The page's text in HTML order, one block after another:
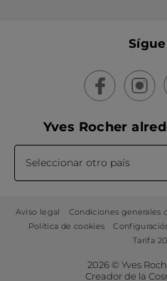
Yves Rocher
Seleccionar otro país
Aviso legal Condiciones generales
Política de cookies
Tarifa
2026 © Yves
Creador de la